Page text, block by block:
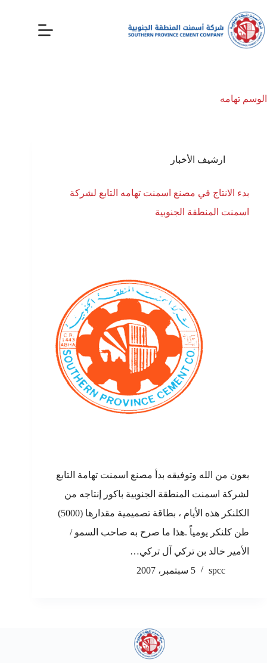
الوسم تهامه
ارشيف الأخبار
بدء الانتاج في مصنع اسمنت تهامه التابع لشركة
اسمنت المنطقة الجنوبية
بعون من الله وتوفيقه بدأ مصنع اسمنت تهامة التابع
لشركة اسمنت المنطقة الجنوبية باكور إنتاجه من
الكلنكر هذه الأيام ، بطاقة تصميمية مقدارها (5000)
طن كلنكر يومياً .هذا ما صرح به صاحب السمو /
الأمير خالد بن تركي آل تركي…
spcc
5 سبتمبر، 2007